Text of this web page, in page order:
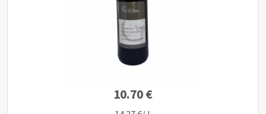
10.70 €